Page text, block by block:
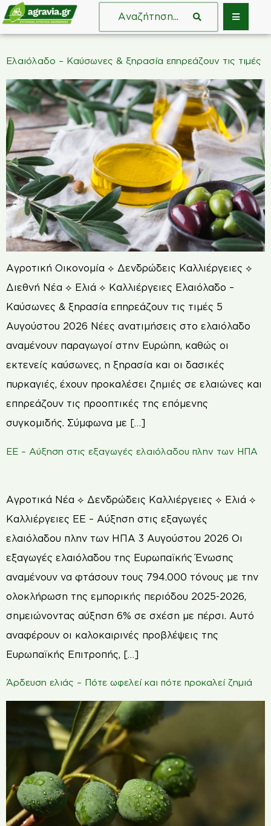
Ελαιόλαδο – Καύσωνες & ξηρασία επηρεάζουν τις τιμές
Αγροτική Οικονομία ⟡ Δενδρώδεις Καλλιέργειες ⟡
Διεθνή Νέα ⟡ Ελιά ⟡ Καλλιέργειες Ελαιόλαδο –
Καύσωνες & ξηρασία επηρεάζουν τις τιμές 5
Αυγούστου 2026 Νέες ανατιμήσεις στο ελαιόλαδο
αναμένουν παραγωγοί στην Ευρώπη, καθώς οι
εκτενείς καύσωνες, η ξηρασία και οι δασικές
πυρκαγιές, έχουν προκαλέσει ζημιές σε ελαιώνες και
επηρεάζουν τις προοπτικές της επόμενης
συγκομιδής. Σύμφωνα με […]
ΕΕ – Αύξηση στις εξαγωγές ελαιόλαδου πλην των ΗΠΑ
Αγροτικά Νέα ⟡ Δενδρώδεις Καλλιέργειες ⟡ Ελιά ⟡
Καλλιέργειες ΕΕ – Αύξηση στις εξαγωγές
ελαιόλαδου πλην των ΗΠΑ 3 Αυγούστου 2026 Οι
εξαγωγές ελαιόλαδου της Ευρωπαϊκής Ένωσης
αναμένουν να φτάσουν τους 794.000 τόνους με την
ολοκλήρωση της εμπορικής περιόδου 2025-2026,
σημειώνοντας αύξηση 6% σε σχέση με πέρσι. Αυτό
αναφέρουν οι καλοκαιρινές προβλέψεις της
Ευρωπαϊκής Επιτροπής, […]
Άρδευση ελιάς – Πότε ωφελεί και πότε προκαλεί ζημιά